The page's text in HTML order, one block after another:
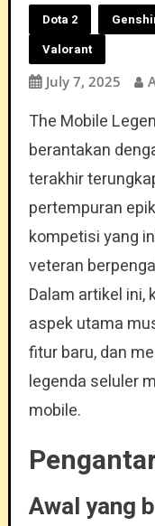
Dota 2
Valorant
July 7, 2025
The Mobile
berantakan
terakhir
pertempuran
kompetisi yang
veteran
Dalam artikel ini,
aspek utama
fitur baru, dan
legenda seluler
mobile.
Awal yang